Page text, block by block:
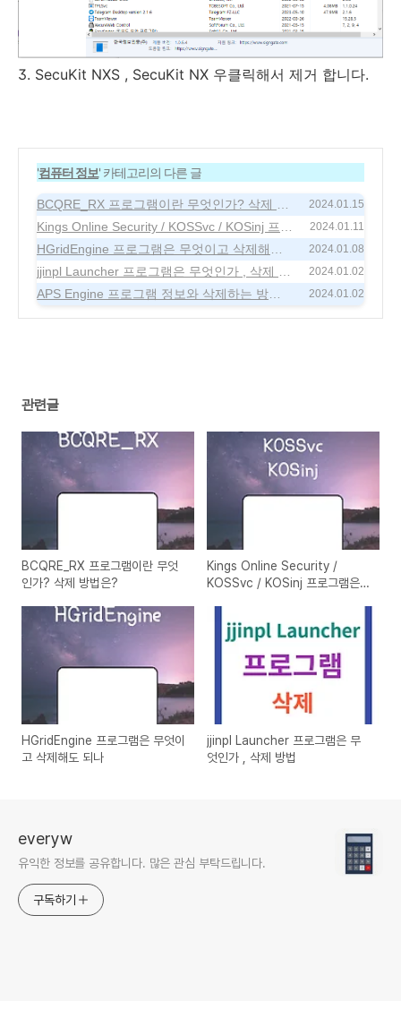
3. SecuKit NXS , SecuKit NX 우클릭해서 제거 합니다.
'컴퓨터 정보' 카테고리의 다른 글
BCQRE_RX 프로그램이란 무엇인가? 삭제 방
법은?
(0)
2024.01.15
Kings Online Security / KOSSvc / KOSinj 프로
그램은 무엇인가? 삭제 방법은?
(0)
2024.01.11
HGridEngine 프로그램은 무엇이고 삭제해도
되나
(0)
2024.01.08
jjinpl Launcher 프로그램은 무엇인가 , 삭제 방
법
(0)
2024.01.02
APS Engine 프로그램 정보와 삭제하는 방법 2024.01.02
관련글
BCQRE_RX 프로그램이란 무엇
인가? 삭제 방법은?
Kings Online Security /
KOSSvc / KOSinj 프로그램은
HGridEngine 프로그램은 무엇이
고 삭제해도 되나
jjinpl Launcher 프로그램은 무
엇인가 , 삭제 방법
everyw
유익한 정보를 공유합니다. 많은 관심 부탁드립니다.
구독하기